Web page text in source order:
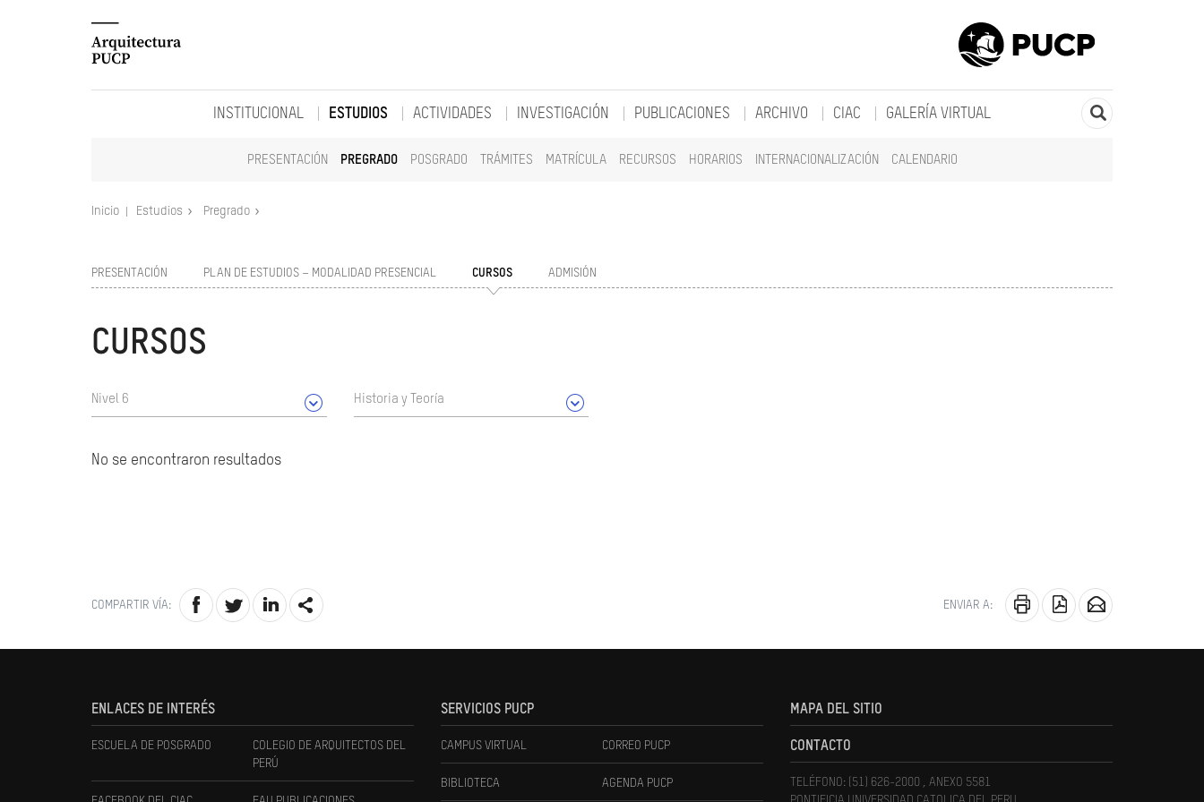
INSTITUCIONAL ESTUDIOS
PRESENTACIÓN PREGRADO POSGRADO TRÁMITES MATRÍCULA RECURSOS HORARIOS INTERNACIONALIZACIÓN CALENDARIO
ACTIVIDADES INVESTIGACIÓN PUBLICACIONES ARCHIVO CIAC GALERÍA VIRTUAL
Inicio Estudios Pregrado
PRESENTACIÓN PLAN DE ESTUDIOS – MODALIDAD PRESENCIAL CURSOS ADMISIÓN
CURSOS
Nivel 6 Historia y Teoría
No se encontraron resultados
COMPARTIR VÍA: ENVIAR A:
ENLACES DE INTERÉS
ESCUELA DE POSGRADO
COLEGIO DE ARQUITECTOS DEL
PERÚ
SERVICIOS PUCP
CAMPUS VIRTUAL CORREO PUCP
BIBLIOTECA AGENDA PUCP
MAPA DEL SITIO
CONTACTO
TELÉFONO: (51) 626-2000 , ANEXO 5581